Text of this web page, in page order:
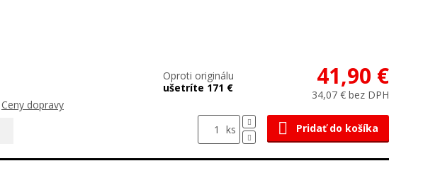
Ceny dopravy
Oproti originálu
ušetríte 171 €
41,90 €
34,07 € bez DPH
ks Pridať do košíka